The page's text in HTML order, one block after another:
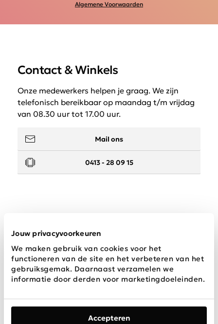
Jouw privacyvoorkeuren
We maken gebruik van cookies voor het
functioneren van de site en het verbeteren van het
gebruiksgemak. Daarnaast verzamelen we
informatie door derden voor marketingdoeleinden.
Accepteren
Algemene Voorwaarden
Contact & Winkels
Onze medewerkers helpen je graag. We zijn
telefonisch bereikbaar op maandag t/m vrijdag
van 08.30 uur tot 17.00 uur.
Mail ons
0413 - 28 09 15
Wij zijn Schijvens mode